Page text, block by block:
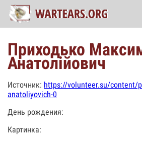
Приходько
Анатолійович
Источник: https://volunteer.su/content/
anatoliyovich-0
День рождения:
Картинка: